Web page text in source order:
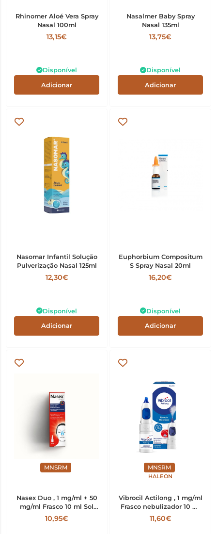
Rhinomer Aloé Vera Spray
Nasal 100ml
13,15€
Disponível
Adicionar
Nasalmer Baby Spray
Nasal 135ml
13,75€
Disponível
Adicionar
Nasomar Infantil Solução
Pulverização Nasal 125ml
12,30€
Disponível
Adicionar
Euphorbium Compositum
S Spray Nasal 20ml
16,20€
Disponível
Adicionar
MNSRM
Nasex Duo , 1 mg/ml + 50
mg/ml Frasco 10 ml Sol
pulv nasal
10,95€
MNSRM
HALEON
Vibrocil Actilong , 1 mg/ml
Frasco nebulizador 10 ml
Sol inal neb
11,60€